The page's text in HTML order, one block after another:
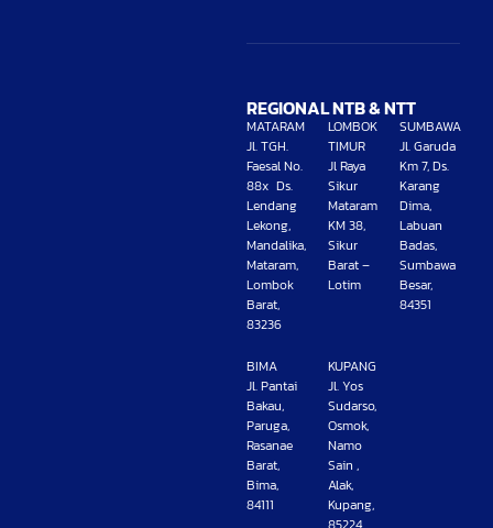
REGIONAL NTB & NTT
MATARAM
Jl. TGH.
Faesal No.
88x Ds.
Lendang
Lekong,
Mandalika,
Mataram,
Lombok
Barat,
83236
LOMBOK
TIMUR
Jl Raya
Sikur
Mataram
KM 38,
Sikur
Barat –
Lotim
SUMBAWA
Jl. Garuda
Km 7, Ds.
Karang
Dima,
Labuan
Badas,
Sumbawa
Besar,
84351
BIMA
Jl. Pantai
Bakau,
Paruga,
Rasanae
Barat,
Bima,
84111
KUPANG
Jl. Yos
Sudarso,
Osmok,
Namo
Sain ,
Alak,
Kupang,